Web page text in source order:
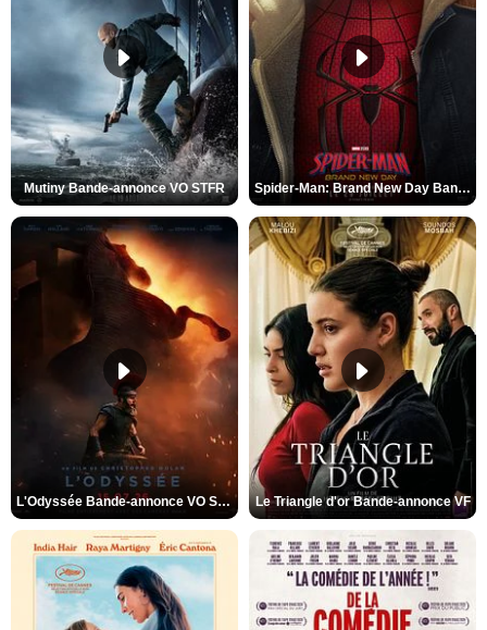
Mutiny Bande-annonce VO STFR Spider-Man: Brand New Day Bande-annonce VO STFR
L'Odyssée Bande-annonce VO STFR Le Triangle d'or Bande-annonce VF